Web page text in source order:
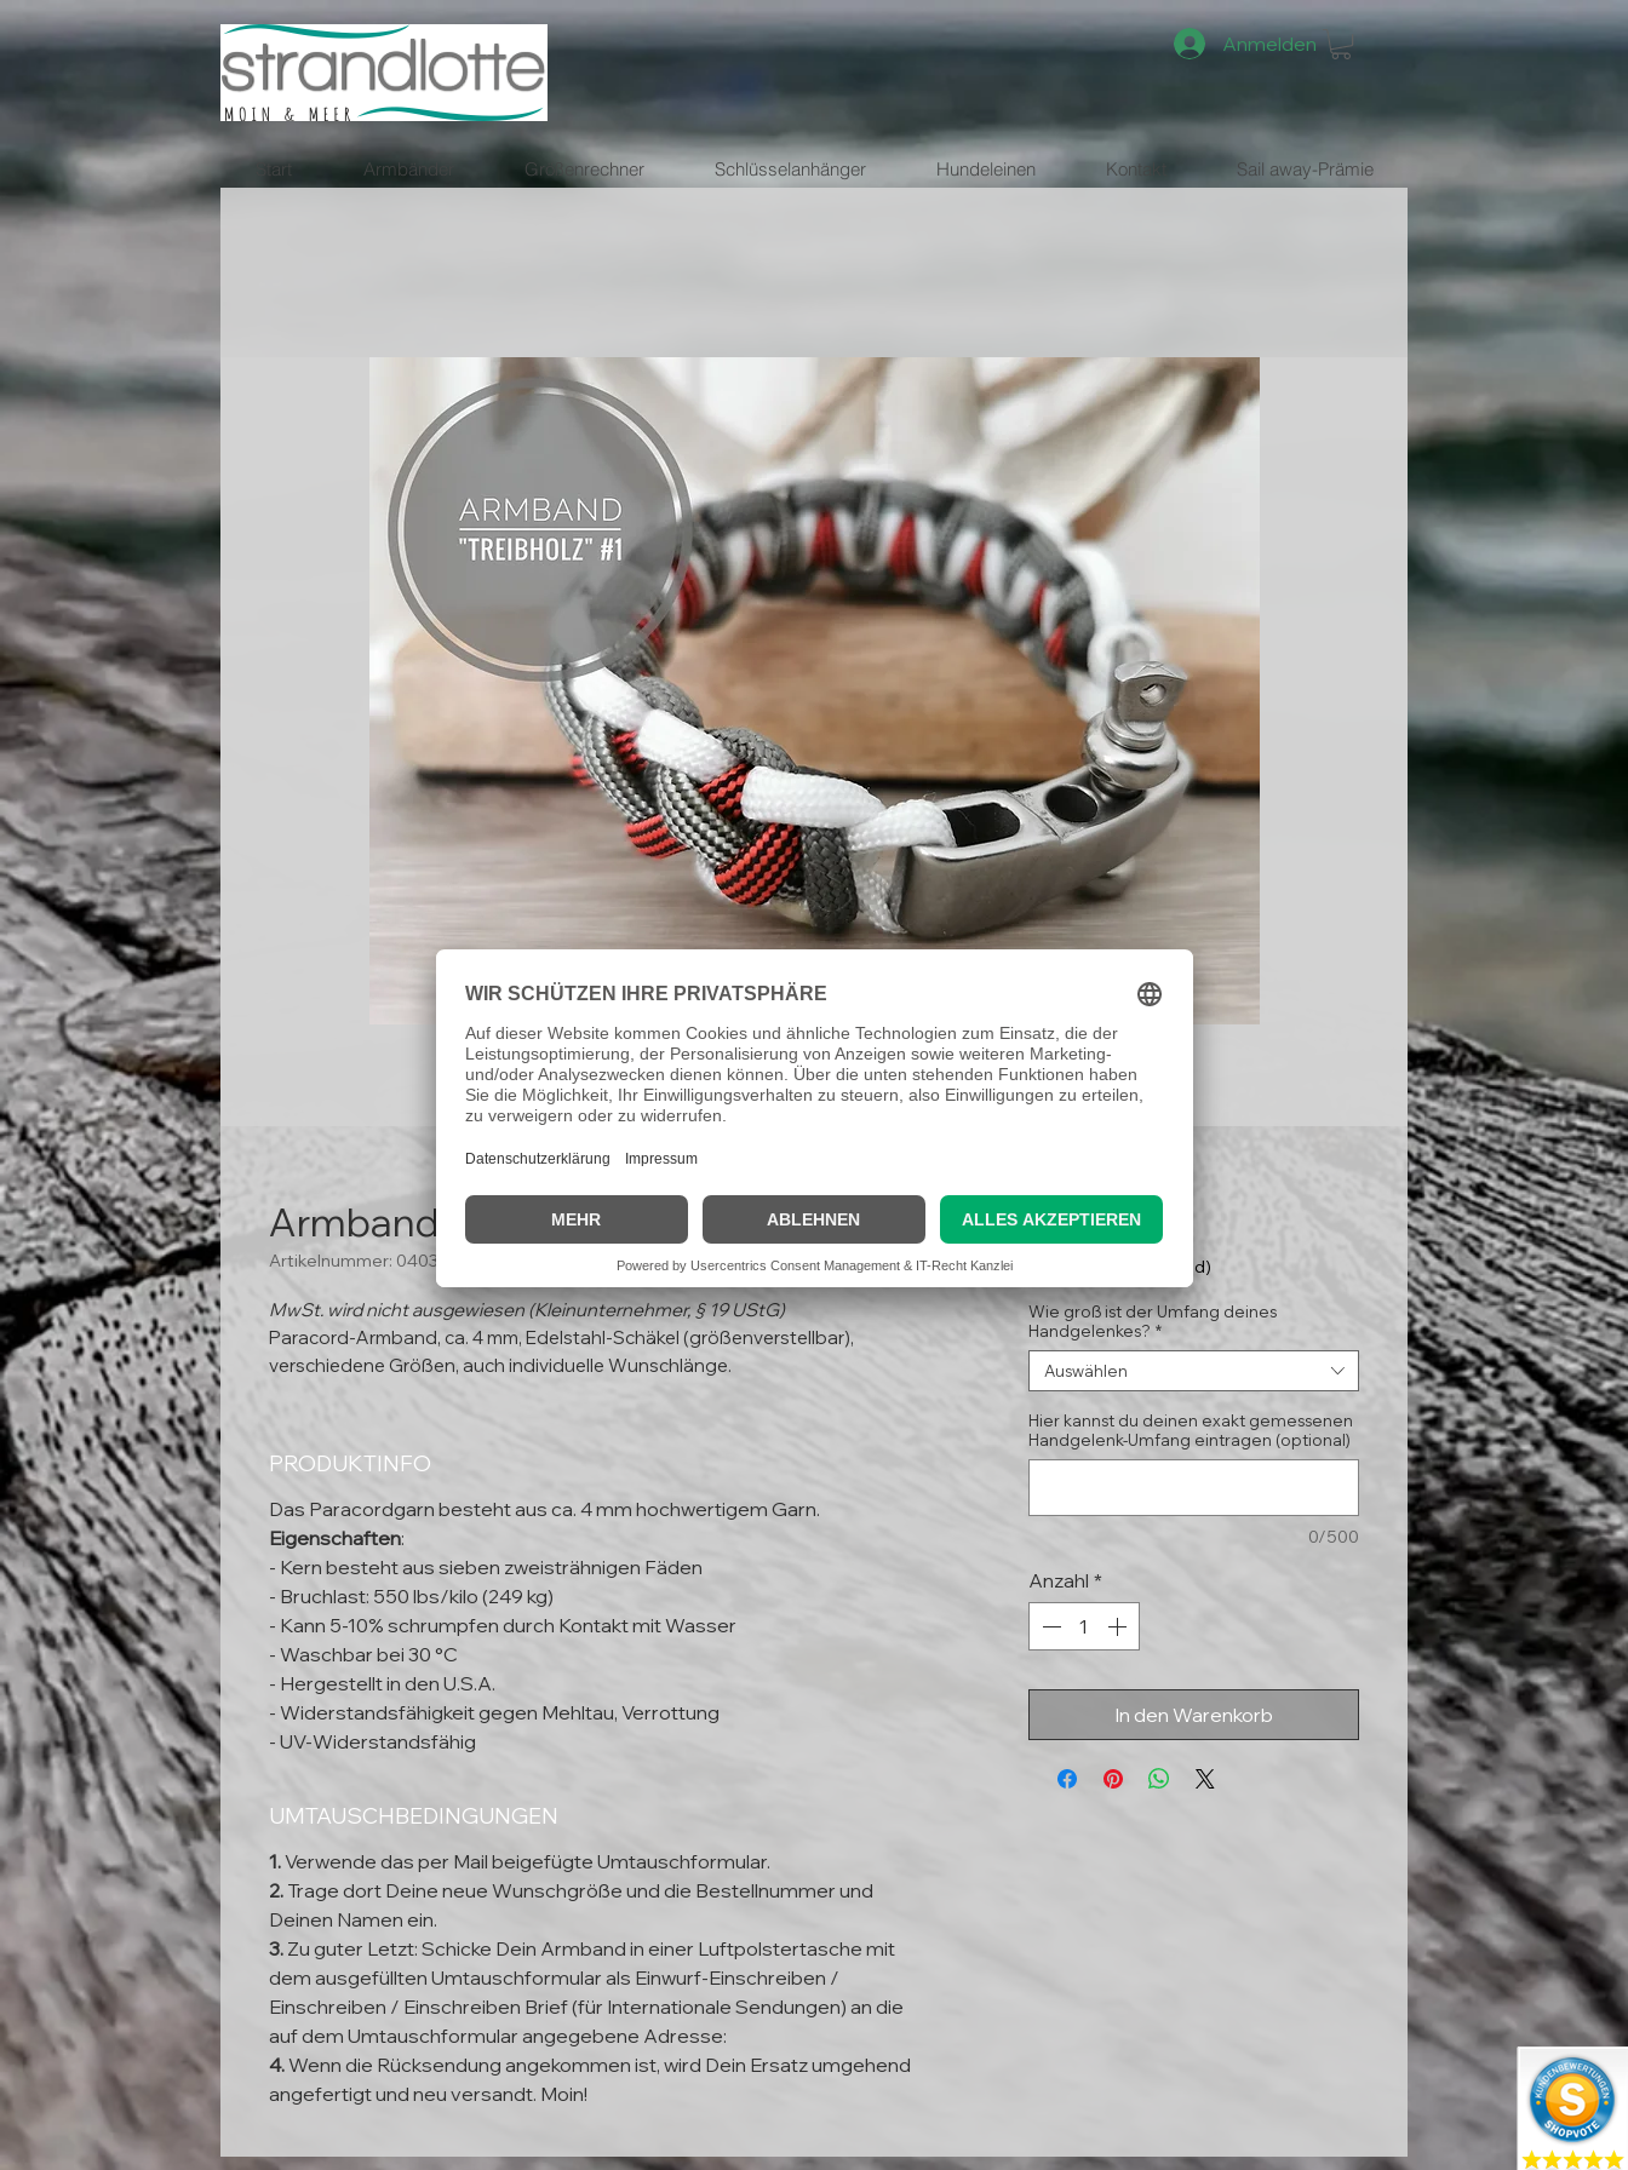
Anmelden
Start Armbänder Größenrechner Schlüsselanhänger Hundeleinen Kontakt Sail away-Prämie
Armband "Treibholz" #1
Artikelnummer: 04035
MwSt. wird nicht ausgewiesen (Kleinunternehmer, § 19 UStG)
Paracord-Armband, ca. 4 mm, Edelstahl-Schäkel (größenverstellbar),
verschiedene Größen, auch individuelle Wunschlänge.
PRODUKTINFO
Das Paracordgarn besteht aus ca. 4 mm hochwertigem Garn.
Eigenschaften:
- Kern besteht aus sieben zweisträhnigen Fäden
- Bruchlast: 550 lbs/kilo (249 kg)
- Kann 5-10% schrumpfen durch Kontakt mit Wasser
- Waschbar bei 30 °C
- Hergestellt in den U.S.A.
- Widerstandsfähigkeit gegen Mehltau, Verrottung
- UV-Widerstandsfähig
UMTAUSCHBEDINGUNGEN
1.Verwende das per Mail beigefügte Umtauschformular.
2. Trage dort Deine neue Wunschgröße und die Bestellnummer und
Deinen Namen ein.
3. Zu guter Letzt: Schicke Dein Armband in einer Luftpolstertasche mit
dem ausgefüllten Umtauschformular als Einwurf-Einschreiben /
Einschreiben / Einschreiben Brief (für Internationale Sendungen) an die
auf dem Umtauschformular angegebene Adresse:
4.Wenn die Rücksendung angekommen ist, wird Dein Ersatz umgehend
angefertigt und neu versandt. Moin!
29,95 €
(Kostenloser Versand)
Wie groß ist der Umfang deines
Handgelenkes? *
Auswählen
Hier kannst du deinen exakt gemessenen
Handgelenk-Umfang eintragen (optional)
0/500
Anzahl *
In den Warenkorb